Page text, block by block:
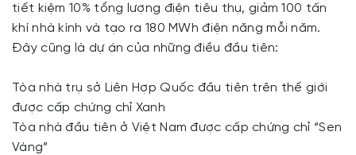
tiết kiệm 10% tổng lượng điện tiêu thụ, giảm 100 tấn
khí nhà kính và tạo ra 180 MWh điện năng mỗi năm.
Đây cũng là dự án của những điều đầu tiên:
Tòa nhà trụ sở Liên Hợp Quốc đầu tiên trên thế giới
được cấp chứng chỉ Xanh
Tòa nhà đầu tiên ở Việt Nam được cấp chứng chỉ “Sen
Vàng”